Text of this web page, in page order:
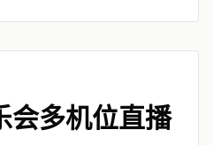
会多机位直播